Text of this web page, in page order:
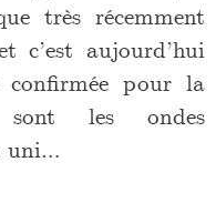
très récemment
c’est aujourd’hui
pour la
les ondes
uni…